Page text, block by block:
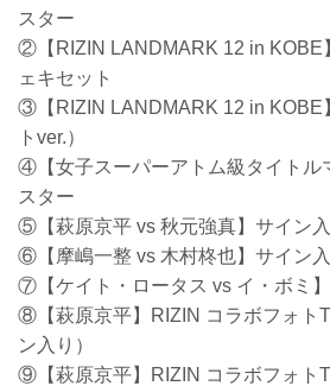
スター
②【RIZIN LANDMARK 12 in KOBE
ェキセット
③【RIZIN LANDMARK 12 in KOBE
トver.）
④【女子スーパーアトム級タイトル
スター
⑤【萩原京平 vs 秋元強真】サイン
⑥【摩嶋一整 vs 木村柊也】サイン
⑦【ケイト・ロータス vs イ・ボミ
⑧【萩原京平】RIZIN コラボフォト
ン入り）
⑨【萩原京平】RIZIN コラボフォト